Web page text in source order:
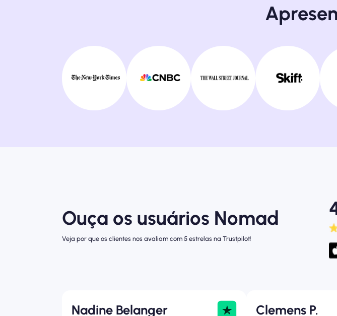
Ouça os usuários Nomad
Veja por que os clientes nos avaliam com 5 estrelas na Trustpilot!
Nadine Belanger Clemens P.